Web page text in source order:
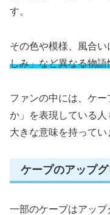
す。
その色や模様、風合い
しみ」など異なる物語
ファンの中には、ケ
か」を表現している人
大きな意味を持ってい
ケープのアップ
一部のケープはアップ